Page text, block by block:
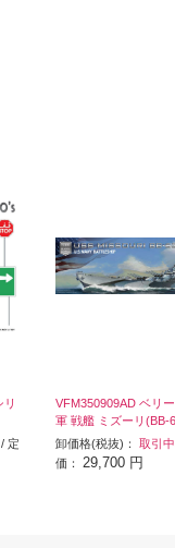
/ 定
VFM350909AD ベリ
軍 戦艦 ミズーリ(BB-
卸価格(税抜)： 取引
価： 29,700 円